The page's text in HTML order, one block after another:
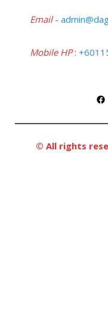
Email-
Mobile HP:
© All rights